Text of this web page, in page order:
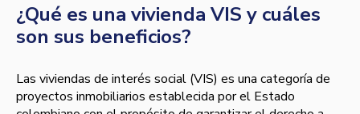
¿Qué es una vivienda VIS y cuáles
son sus beneficios?
Las viviendas de interés social (VIS) es una categoría de
proyectos inmobiliarios establecida por el Estado